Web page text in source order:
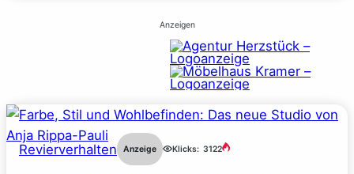
Anzeigen
Revierverhalten Anzeige Klicks: 3122